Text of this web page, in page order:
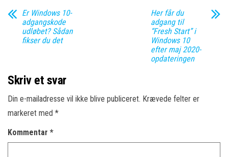
Er Windows 10-
adgangskode
udløbet? Sådan
fikser du det
Her får du
adgang til
“Fresh Start” i
Windows 10
efter maj 2020-
opdateringen
Skriv et svar
Din e-mailadresse vil ikke blive publiceret. Krævede felter er
markeret med *
Kommentar *